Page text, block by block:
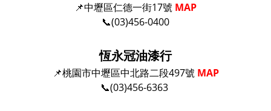
📌中壢區仁德一街17號 MAP
📞(03)456-0400
恆永冠油漆行
📌桃園市中壢區中北路二段497號 MAP
📞(03)456-6363